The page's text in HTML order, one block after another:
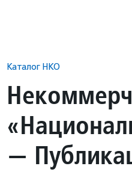
Каталог НКО
—